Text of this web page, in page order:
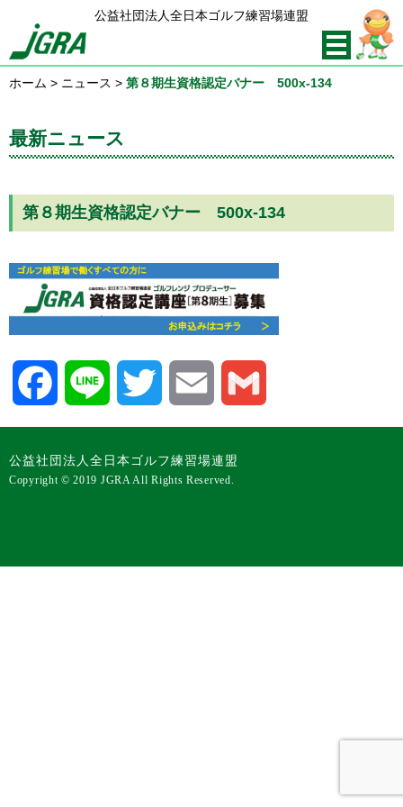
公益社団法人全日本ゴルフ練習場連盟
ホーム > ニュース > 第８期生資格認定バナー 500x-134
最新ニュース
第８期生資格認定バナー 500x-134
FacebookLine Twitter Email
公益社団法人全日本ゴルフ練習場連盟
Copyright © 2019 JGRA All Rights Reserved.